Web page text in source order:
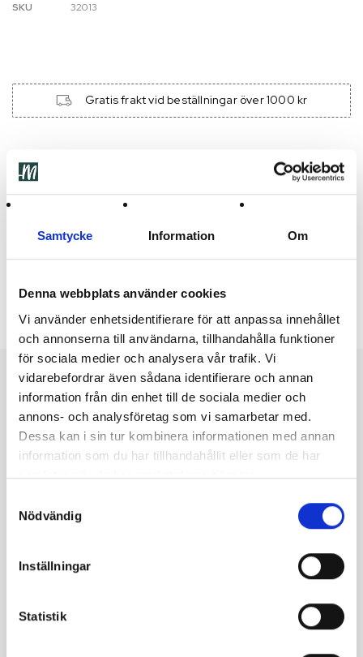
Samtycke Information Om
Denna webbplats använder cookies
Vi använder enhetsidentifierare för att anpassa innehållet
och annonserna till användarna, tillhandahålla funktioner
för sociala medier och analysera vår trafik. Vi
vidarebefordrar även sådana identifierare och annan
information från din enhet till de sociala medier och
annons- och analysföretag som vi samarbetar med.
Dessa kan i sin tur kombinera informationen med annan
information som du har tillhandahållit eller som de har
samlat in när du har använt deras tjänster.
Nödvändig
Inställningar
Statistik
SKU
32013
Gratis frakt vid beställningar över 1000 kr
Nougat Runda med pistagenötter lux
Featured products
premium (USA)
Pistagenötter premium